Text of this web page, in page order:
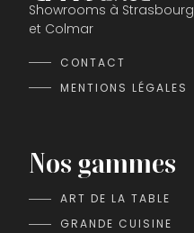
Showrooms à Strasbourg
et Colmar
CONTACT
MENTIONS LÉGALES
Nos gammes
ART DE LA TABLE
GRANDE CUISINE